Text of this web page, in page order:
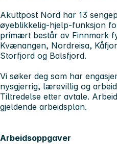
Akuttpost Nord har 13
øyeblikkelig-hjelp-funksjon
primært består av Finnmark
Kvænangen, Nordreisa,
Storfjord og Balsfjord.
Vi søker deg som har
nysgjerrig, lærevillig og
Tiltredelse etter avtale.
gjeldende arbeidsplan.
Arbeidsoppgaver